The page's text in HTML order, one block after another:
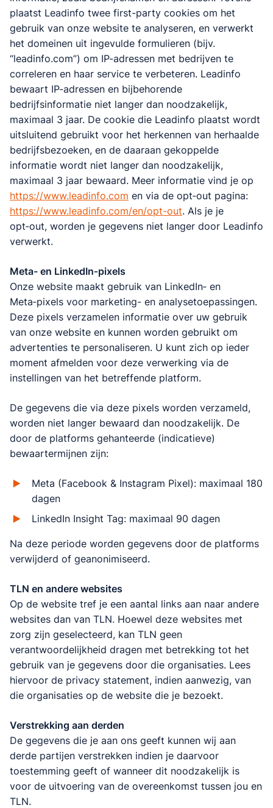
plaatst Leadinfo twee first-party cookies om het
gebruik van onze website te analyseren, en verwerkt
het domeinen uit ingevulde formulieren (bijv.
“leadinfo.com”) om IP-adressen met bedrijven te
correleren en haar service te verbeteren. Leadinfo
bewaart IP-adressen en bijbehorende
bedrijfsinformatie niet langer dan noodzakelijk,
maximaal 3 jaar. De cookie die Leadinfo plaatst wordt
uitsluitend gebruikt voor het herkennen van herhaalde
bedrijfsbezoeken, en de daaraan gekoppelde
informatie wordt niet langer dan noodzakelijk,
maximaal 3 jaar bewaard. Meer informatie vind je op
https://www.leadinfo.com en via de opt‑out pagina:
https://www.leadinfo.com/en/opt-out. Als je je
opt‑out, worden je gegevens niet langer door Leadinfo
verwerkt.
Meta- en LinkedIn‑pixels
Onze website maakt gebruik van LinkedIn‑ en
Meta‑pixels voor marketing- en analysetoepassingen.
Deze pixels verzamelen informatie over uw gebruik
van onze website en kunnen worden gebruikt om
advertenties te personaliseren. U kunt zich op ieder
moment afmelden voor deze verwerking via de
instellingen van het betreffende platform.
De gegevens die via deze pixels worden verzameld,
worden niet langer bewaard dan noodzakelijk. De
door de platforms gehanteerde (indicatieve)
bewaartermijnen zijn:
Meta (Facebook & Instagram Pixel): maximaal 180
dagen
LinkedIn Insight Tag: maximaal 90 dagen
Na deze periode worden gegevens door de platforms
verwijderd of geanonimiseerd.
TLN en andere websites
Op de website tref je een aantal links aan naar andere
websites dan van TLN. Hoewel deze websites met
zorg zijn geselecteerd, kan TLN geen
verantwoordelijkheid dragen met betrekking tot het
gebruik van je gegevens door die organisaties. Lees
hiervoor de privacy statement, indien aanwezig, van
die organisaties op de website die je bezoekt.
Verstrekking aan derden
De gegevens die je aan ons geeft kunnen wij aan
derde partijen verstrekken indien je daarvoor
toestemming geeft of wanneer dit noodzakelijk is
voor de uitvoering van de overeenkomst tussen jou en
TLN.